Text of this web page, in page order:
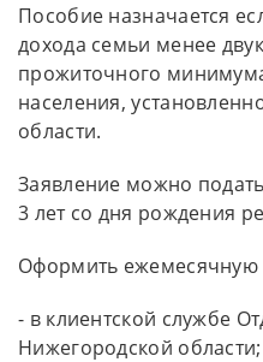
Пособие назначается
дохода семьи менее
прожиточного
населения,
области.
Заявление можно
3 лет со дня рождения
Оформить ежемесячную
- в клиентской службе
Нижегородской области;